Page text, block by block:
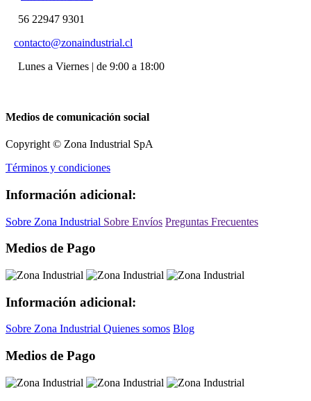
56 22947 9301
contacto@zonaindustrial.cl
Lunes a Viernes | de 9:00 a 18:00
Medios de comunicación social
Copyright © Zona Industrial SpA
Términos y condiciones
Información adicional:
Sobre Zona Industrial Sobre Envíos Preguntas Frecuentes
Medios de Pago
Información adicional:
Sobre Zona Industrial Quienes somos Blog
Medios de Pago